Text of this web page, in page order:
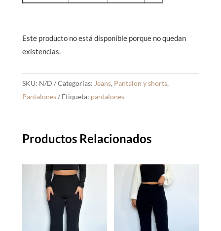
Este producto no está disponible porque no quedan
existencias.
SKU: N/D Categorías: Jeans, Pantalon y shorts,
Pantalones
Etiqueta: pantalones
Productos Relacionados